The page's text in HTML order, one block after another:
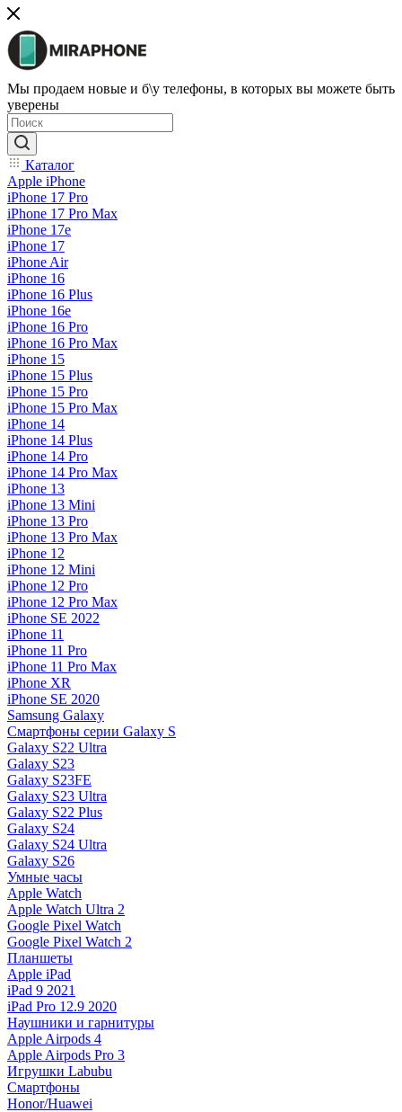
Мы продаем новые и б\у телефоны, в которых вы можете быть
уверены
Каталог
Apple iPhone
iPhone 17 Pro
iPhone 17 Pro Max
iPhone 17e
iPhone 17
iPhone Air
iPhone 16
iPhone 16 Plus
iPhone 16e
iPhone 16 Pro
iPhone 16 Pro Max
iPhone 15
iPhone 15 Plus
iPhone 15 Pro
iPhone 15 Pro Max
iPhone 14
iPhone 14 Plus
iPhone 14 Pro
iPhone 14 Pro Max
iPhone 13
iPhone 13 Mini
iPhone 13 Pro
iPhone 13 Pro Max
iPhone 12
iPhone 12 Mini
iPhone 12 Pro
iPhone 12 Pro Max
iPhone SE 2022
iPhone 11
iPhone 11 Pro
iPhone 11 Pro Max
iPhone XR
iPhone SE 2020
Samsung Galaxy
Смартфоны серии Galaxy S
Galaxy S22 Ultra
Galaxy S23
Galaxy S23FE
Galaxy S23 Ultra
Galaxy S22 Plus
Galaxy S24
Galaxy S24 Ultra
Galaxy S26
Умные часы
Apple Watch
Apple Watch Ultra 2
Google Pixel Watch
Google Pixel Watch 2
Планшеты
Apple iPad
iPad 9 2021
iPad Pro 12.9 2020
Наушники и гарнитуры
Apple Airpods 4
Apple Airpods Pro 3
Игрушки Labubu
Смартфоны
Honor/Huawei